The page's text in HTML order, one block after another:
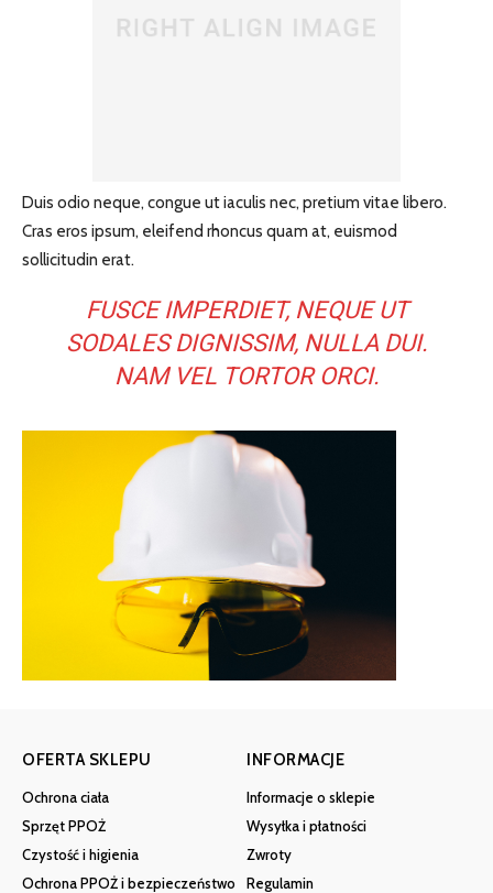
Duis odio neque, congue ut iaculis nec, pretium vitae libero.
Cras eros ipsum, eleifend rhoncus quam at, euismod
sollicitudin erat.
FUSCE IMPERDIET, NEQUE UT
SODALES DIGNISSIM, NULLA DUI.
NAM VEL TORTOR ORCI.
OFERTA SKLEPU
Ochrona ciała
Sprzęt PPOŻ
Czystość i higienia
Ochrona PPOŻ i bezpieczeństwo
INFORMACJE
Informacje o sklepie
Wysyłka i płatności
Zwroty
Regulamin